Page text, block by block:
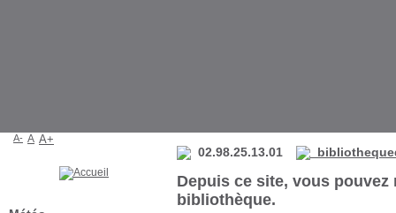
02.98.25.13.01
Depuis ce site, vous
bibliothèque.
A- A A+